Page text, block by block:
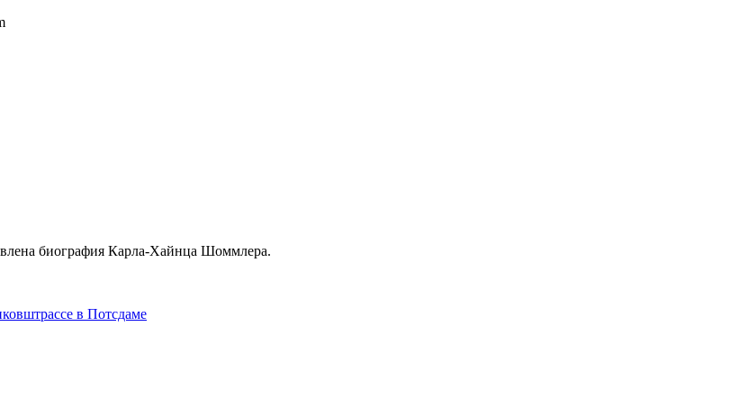
биография Карла-Хайнца Шоммлера.
в Потсдаме